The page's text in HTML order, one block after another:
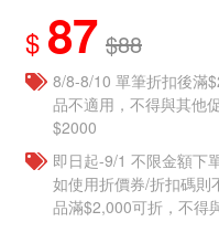
$ 87 $88
8/8-8/10 單筆折扣後滿
品不適用，不得與其他
$2000
即日起-9/1 不限金額下
如使用折價券/折扣碼則
品滿$2,000可折，不得